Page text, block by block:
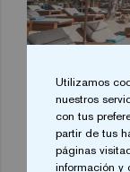
En resumen,
testimonio
Utilizamos
nuestros
con tus
partir de tus
páginas
información y